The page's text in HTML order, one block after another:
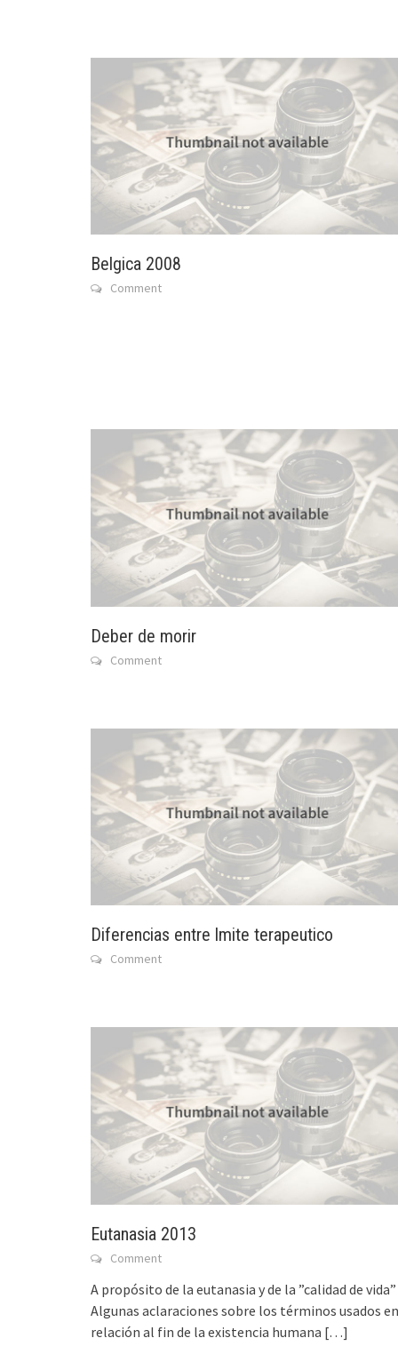
Belgica 2008
Comment
Deber de morir
Comment
Diferencias entre lmite terapeutico
Comment
Eutanasia 2013
Comment
A propósito de la eutanasia y de la ”calidad de vida”
Algunas aclaraciones sobre los términos usados en
relación al fin de la existencia humana […]